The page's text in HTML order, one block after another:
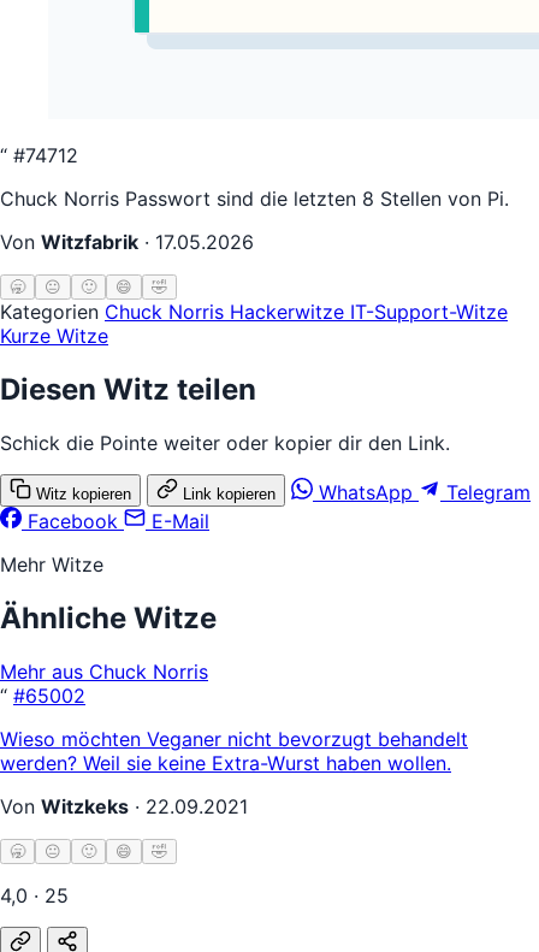
“ #74712
Chuck Norris Passwort sind die letzten 8 Stellen von Pi.
Von Witzfabrik · 17.05.2026
🥱 😐 🙂 😄 🤣
Kategorien Chuck Norris Hackerwitze IT-Support-Witze
Kurze Witze
Diesen Witz teilen
Schick die Pointe weiter oder kopier dir den Link.
Witz kopieren Link kopieren WhatsApp
Telegram
Facebook
E-Mail
Mehr Witze
Ähnliche Witze
Mehr aus Chuck Norris
“ #65002
Wieso möchten Veganer nicht bevorzugt behandelt
werden? Weil sie keine Extra-Wurst haben wollen.
Von Witzkeks · 22.09.2021
🥱 😐 🙂 😄 🤣
4,0 · 25